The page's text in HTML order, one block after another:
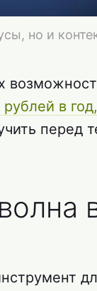
но и
в
перед